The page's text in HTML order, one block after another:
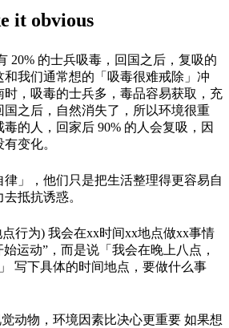
it obvious
20% 的士兵吸毒，回国之后，复吸的
我们通常想的「吸毒很难戒除」冲
时，吸毒的士兵多，毒品容易获取，充
国之后，自然消失了，所以环境很重
的人，回家后 90% 的人会复吸，因
变化。
律」，他们只是把生活整理得更容易自
抵抗诱惑。
行为) 我会在xx时间xx地点做xx事情
运动”，而是说「我会在晚上八点，
写下具体的时间地点，要做什么事
动物，环境因素比决心更重要 如果想